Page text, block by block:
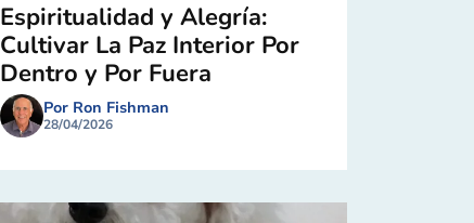
Espiritualidad y Alegría:
Cultivar La Paz Interior Por
Dentro y Por Fuera
Por Ron Fishman
28/04/2026